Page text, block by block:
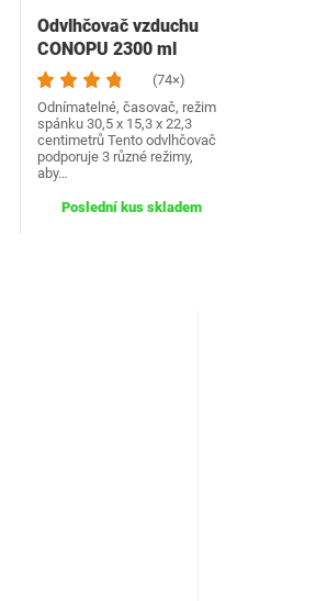
Odvlhčovač vzduchu
CONOPU 2300 ml
(74×)
Odnímatelné, časovač, režim
spánku 30,5 x 15,3 x 22,3
centimetrů Tento odvlhčovač
podporuje 3 různé režimy,
aby…
Poslední kus skladem